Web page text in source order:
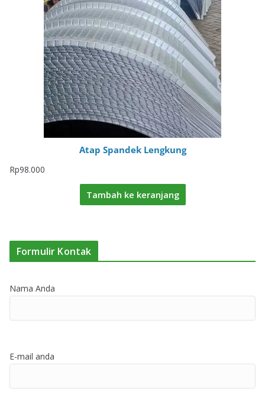
Atap Spandek Lengkung
Rp98.000
Tambah ke keranjang
Formulir Kontak
Nama Anda
E-mail anda